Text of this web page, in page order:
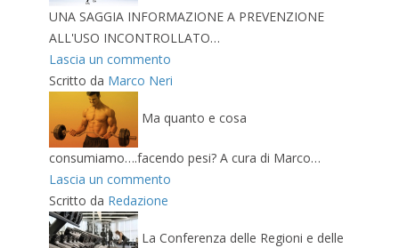
UNA SAGGIA INFORMAZIONE A PREVENZIONE
ALL'USO INCONTROLLATO…
Lascia un commento
Scritto da Marco Neri
Ma quanto e cosa
consumiamo….facendo pesi? A cura di Marco…
Lascia un commento
Scritto da Redazione
La Conferenza delle Regioni e delle